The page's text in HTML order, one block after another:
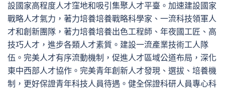
設國家高程度人才窪地和吸引集聚人才平臺。加速建設國家
戰略人才氣力，著力培養培養戰略科學家、一流科技領軍人
才和創新團隊，著力培養培養出色工程師、年夜國工匠、高
技巧人才，進步各類人才素質。建設一流產業技術工人隊
伍。完美人才有序流動機制，促進人才區域公道布局，深化
東中西部人才協作。完美青年創新人才發現、選拔、培養機
制，更好保證青年科技人員待遇。健全保證科研人員專心科